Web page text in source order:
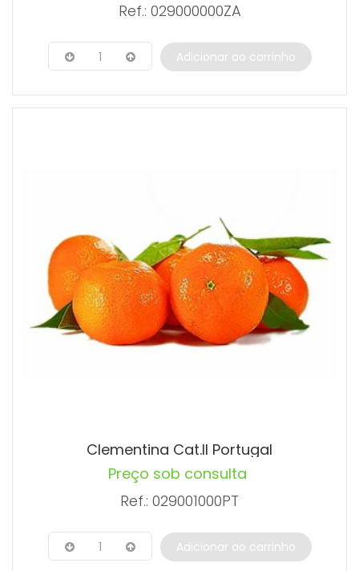
Ref.: 029000000ZA
1 Adicionar ao carrinho
Clementina Cat.II Portugal
Preço sob consulta
Ref.: 029001000PT
1 Adicionar ao carrinho